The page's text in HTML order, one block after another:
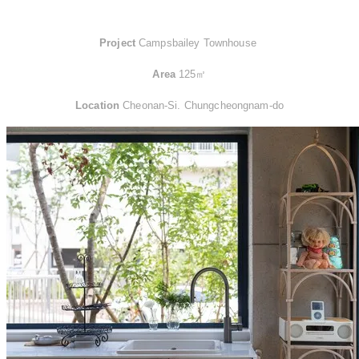
ProjectCampsbailey Townhouse ​
Area125㎡
Location Cheonan-Si. Chungcheongnam-do